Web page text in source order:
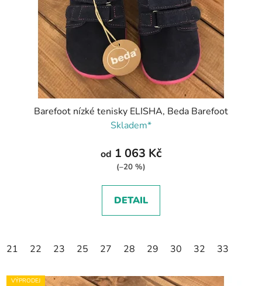
Barefoot nízké tenisky ELISHA, Beda Barefoot
Skladem*
od 1 063 Kč
(–20 %)
DETAIL
21 22 23 25 27 28 29 30 32 33
VÝPRODEJ